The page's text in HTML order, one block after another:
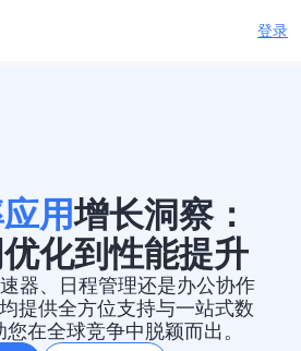
登录
用增长洞察：
化到性能提升
器、日程管理还是办公协作
提供全方位支持与一站式数
在全球竞争中脱颖而出。